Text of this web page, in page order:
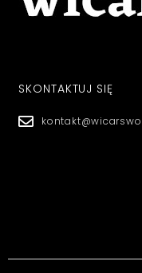
SKONTAKTUJ SIĘ